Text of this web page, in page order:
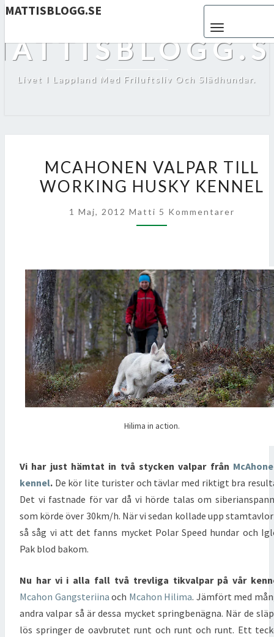
MATTISBLOGG.SE
Livet I Lappland Med Friluftsliv Och Slädhundar.
VALPAR
TILL
HUSKY
MCAHONEN VALPAR TILL
WORKING HUSKY KENNEL
1 Maj, 2012 Matti Kommentarer
5 Kommentarer
Hilima in action.
Vi har just hämtat in två stycken valpar från
kennel. De kör lite turister och tävlar med riktigt bra
Det vi fastnade för var då vi hörde talas om
som körde över 30km/h. När vi sedan kollade upp
så såg vi att det fanns mycket Polar Speed hundar och
Pak blod bakom.
Nu har vi i alla fall två trevliga tikvalpar på vår
Mcahon Gangsteriina och Mcahon Hilima. Jämfört med
andra valpar så är dessa mycket springbenägna. När de
lös springer de oavbrutet runt och runt och runt. Ett